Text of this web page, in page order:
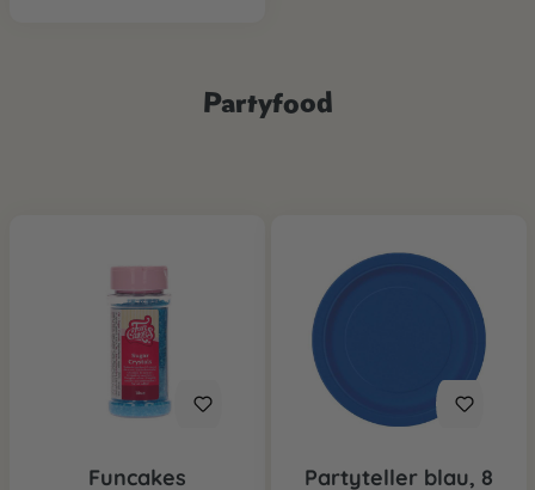
Partyfood
Funcakes
Partyteller blau, 8